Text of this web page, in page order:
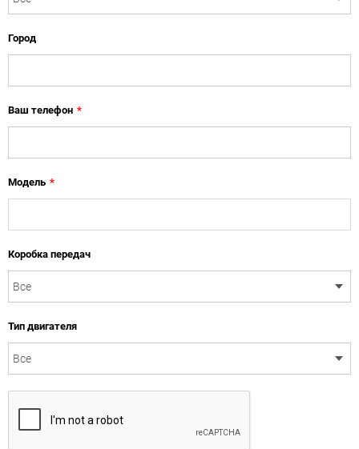
Город
Ваш телефон *
Модель *
Коробка передач
Тип двигателя